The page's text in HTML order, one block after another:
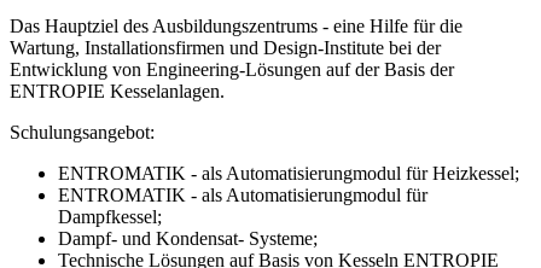
Das Hauptziel des Ausbildungszentrums - eine Hilfe für die
Wartung, Installationsfirmen und Design-Institute bei der
Entwicklung von Engineering-Lösungen auf der Basis der
ENTROPIE Kesselanlagen.
Schulungsangebot:
ENTROMATIK - als Automatisierungmodul für Heizkessel;
ENTROMATIK - als Automatisierungmodul für
Dampfkessel;
Dampf- und Kondensat- Systeme;
Technische Lösungen auf Basis von Kesseln ENTROPIE